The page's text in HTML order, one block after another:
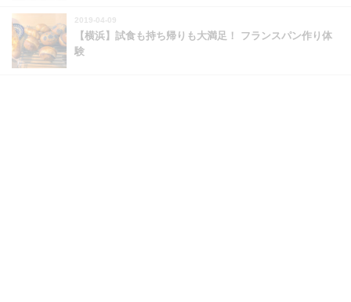
2019-04-09
【横浜】試食も持ち帰りも大満足！ フランスパン作り体
験